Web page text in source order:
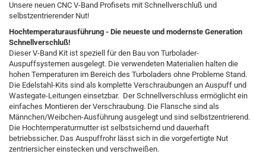
Unsere neuen CNC V-Band Profisets mit Schnellverschluß und
selbstzentrierender Nut!
Hochtemperaturausführung - Die neueste und modernste Generation
Schnellverschluß!
Dieser V-Band Kit ist speziell für den Bau von Turbolader-
Auspuffsystemen ausgelegt. Die verwendeten Materialien halten die
hohen Temperaturen im Bereich des Turboladers ohne Probleme Stand.
Die Edelstahl-Kits sind als komplette Verschraubungen an Auspuff und
Wastegate-Leitungen einsetzbar. Der Schnellverschluss ermöglicht ein
einfaches Montieren der Verschraubung. Die Flansche sind als
Männchen/Weibchen-Ausführung ausgelegt und sind selbstzentrierend.
Die Hochtemperaturmutter ist selbstsichernd und dauerhaft
betriebssicher. Das Auspuffrohr lässt sich in die vorgefertigte Nut
zentriersicher einstecken und verschweißen.